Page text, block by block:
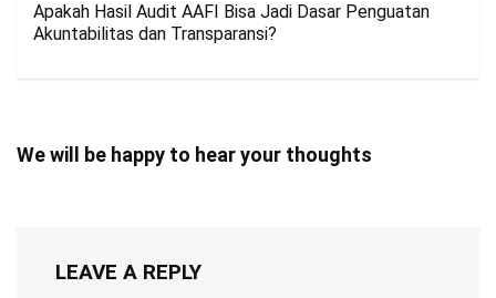
Apakah Hasil Audit AAFI Bisa Jadi Dasar Penguatan
Akuntabilitas dan Transparansi?
We will be happy to hear your thoughts
LEAVE A REPLY